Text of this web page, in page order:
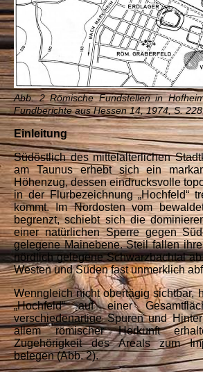
Abb. 2 Römische Fundstellen in
Fundberichte aus Hessen 14, 1974, S.
Einleitung
Südöstlich des mittelalterlichen
am Taunus erhebt sich ein
Höhenzug, dessen eindrucksvolle
in der Flurbezeichnung „Hochfeld“
kommt. Im Nordosten vom
begrenzt, schiebt sich die
einer natürlichen Sperre gegen
gelegene Mainebene. Steil fallen
nördlich gelegene Schwarzbachtal
Westen und Süden fast unmerklich
Wenngleich nicht obertägig sichtbar,
„Hochfeld“ auf einer
verschiedenartige Spuren und
allem römischer Herkunft
Zugehörigkeit des Areals zum
belegen (Abb. 2).